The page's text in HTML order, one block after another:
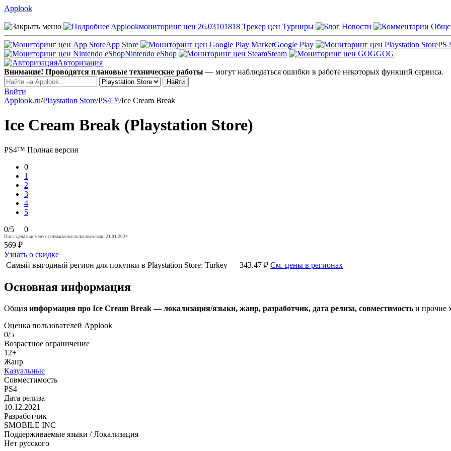
Applook
Applookмониторинг цен 26.03101818 Трекер цен Турниры Новости
App Store Google Play PS
Nintendo eShop
Steam
GOG
Авторизация
Внимание! Проводятся плановые технические работы — могут наблюдаться ошибки в работе некоторых функций сервиса.
Войти
Applook.ru/Playstation Store/PS4™/Ice Cream Break
Ice Cream Break (Playstation Store)
PS4™ Полная версия
0
1
2
3
4
5
0/5 0
Посл. цена в момент отслеживания пользователями 21.01.2024
569 ₽
Узнать о скидке
Самый выгодный регион для покупки в Playstation Store: Turkey — 343.47 ₽ См. цены в регионах
Основная информация
Общая информация про Ice Cream Break — локализация/языки, жанр, разработчик, дата релиза, совместимость и прочие
Оценка пользователей Applook
0/5
Возрастное ограничение
12+
Жанр
Казуальные
Совместимость
PS4
Дата релиза
10.12.2021
Разработчик
SMOBILE INC
Поддерживаемые языки / Локализация
Нет русского